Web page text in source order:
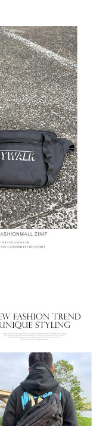
查看運費